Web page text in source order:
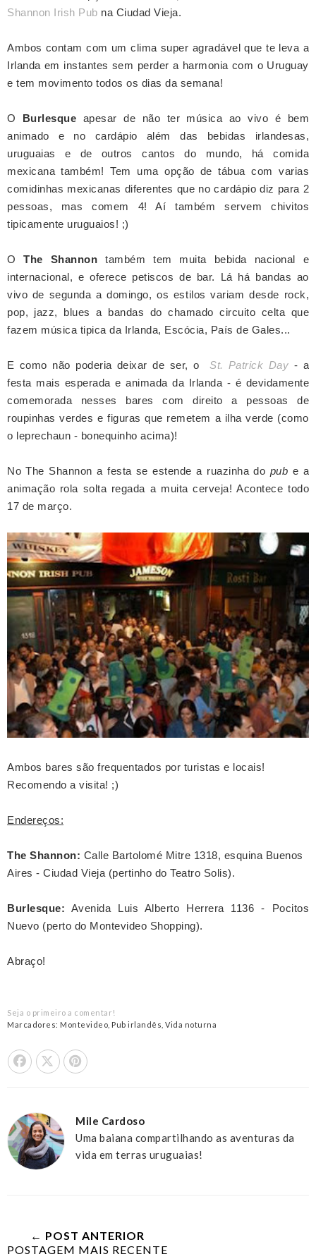
Shannon Irish Pub na Ciudad Vieja.
Ambos contam com um clima super agradável que te leva a
Irlanda em instantes sem perder a harmonia com o Uruguay
e tem movimento todos os dias da semana!
O Burlesque apesar de não ter música ao vivo é bem
animado e no cardápio além das bebidas irlandesas,
uruguaias e de outros cantos do mundo, há comida
mexicana também! Tem uma opção de tábua com varias
comidinhas mexicanas diferentes que no cardápio diz para 2
pessoas, mas comem 4! Aí também servem chivitos
tipicamente uruguaios! ;)
OThe Shannon também tem muita bebida nacional e
internacional, e oferece petiscos de bar. Lá há bandas ao
vivo de segunda a domingo, os estilos variam desde rock,
pop, jazz, blues a bandas do chamado circuito celta que
fazem música tipica da Irlanda, Escócia, País de Gales...
E como não poderia deixar de ser, oSt. Patrick Day - a
festa mais esperada e animada da Irlanda - é devidamente
comemorada nesses bares com direito a pessoas de
roupinhas verdes e figuras que remetem a ilha verde (como
o leprechaun - bonequinho acima)!
No The Shannon a festa se estende a ruazinha do pub e a
animação rola solta regada a muita cerveja! Acontece todo
17 de março.
Ambos bares são frequentados por turistas e locais!
Recomendo a visita! ;)
Endereços:
The Shannon: Calle Bartolomé Mitre 1318, esquina Buenos
Aires - Ciudad Vieja (pertinho do Teatro Solis).
Burlesque: Avenida Luis Alberto Herrera 1136 - Pocitos
Nuevo (perto do Montevideo Shopping).
Abraço!
Seja o primeiro a comentar!
Marcadores: Montevideo Pub irlandês Vida noturna
Share On Facebook
Tweet This
Mile Cardoso
Uma baiana compartilhando as aventuras da
vida em terras uruguaias!
← POST ANTERIOR
POSTAGEM MAIS RECENTE